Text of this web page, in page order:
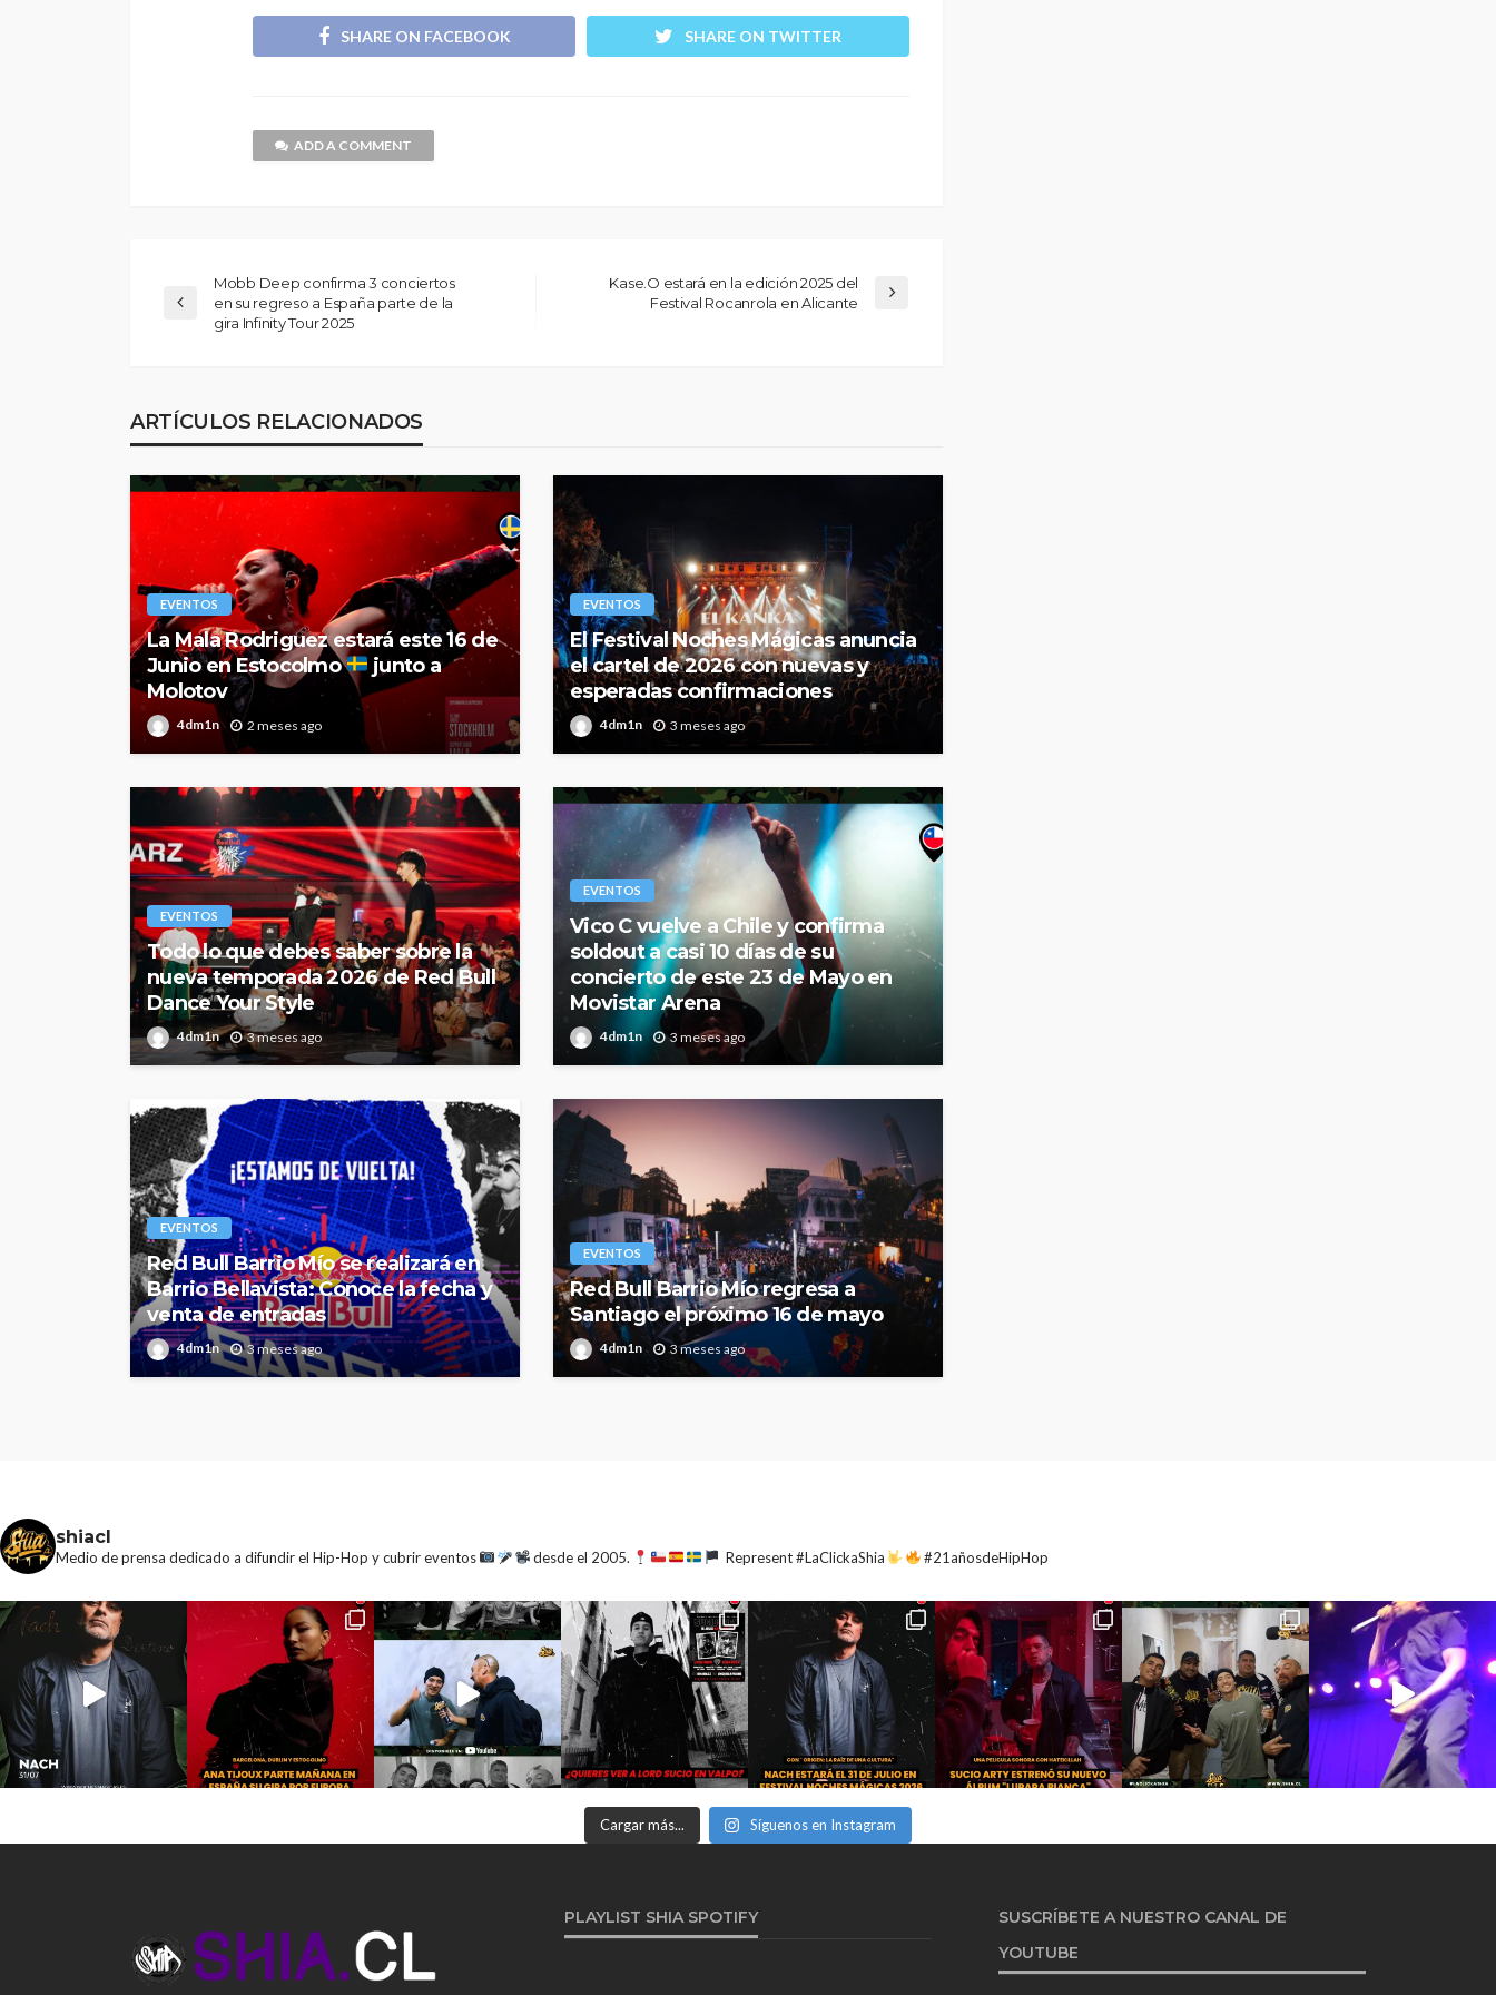
SHARE ON FACEBOOK SHARE ON TWITTER
ADD A COMMENT
Mobb Deep confirma 3 conciertos
en su regreso a España parte de la
gira Infinity Tour 2025
Kase.O estará en la edición 2025 del
Festival Rocanrola en Alicante
ARTÍCULOS RELACIONADOS
EVENTOS
La Mala Rodriguez estará este 16 de
Junio en Estocolmo
junto a
Molotov
4dm1n 2 meses ago
EVENTOS
El Festival Noches Mágicas anuncia
el cartel de 2026 con nuevas y
esperadas confirmaciones
4dm1n 3 meses ago
EVENTOS
Todo lo que debes saber sobre la
nueva temporada 2026 de Red Bull
Dance Your Style
4dm1n 3 meses ago
EVENTOS
Vico C vuelve a Chile y confirma
soldout a casi 10 días de su
concierto de este 23 de Mayo en
Movistar Arena
4dm1n 3 meses ago
EVENTOS
Red Bull Barrio Mío se realizará en
Barrio Bellavista: Conoce la fecha y
venta de entradas
4dm1n 3 meses ago
EVENTOS
Red Bull Barrio Mío regresa a
Santiago el próximo 16 de mayo
4dm1n 3 meses ago
shiacl
Medio de prensa dedicado a difundir el Hip-Hop y cubrir eventos desde el 2005. Represent #LaClickaShia #21añosdeHipHop
Cargar más... Síguenos en Instagram
PLAYLIST SHIA SPOTIFY
SUSCRÍBETE A NUESTRO CANAL DE
YOUTUBE